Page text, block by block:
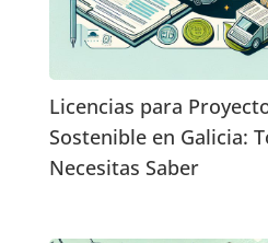
Licencias para
Sostenible en Galicia:
Necesitas Saber